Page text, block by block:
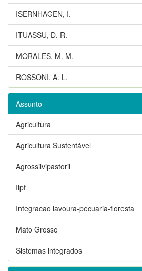
ISERNHAGEN, I.
ITUASSU, D. R.
MORALES, M. M.
ROSSONI, A. L.
Assunto
Agricultura
Agricultura Sustentável
Agrossilvipastoril
Ilpf
Integracao lavoura-pecuaria-floresta
Mato Grosso
Sistemas integrados